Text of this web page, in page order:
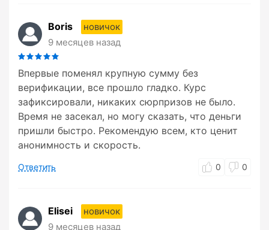
Boris
новичок
9 месяцев назад
Впервые поменял крупную сумму без
верификации, все прошло гладко. Курс
зафиксировали, никаких сюрпризов не было.
Время не засекал, но могу сказать, что деньги
пришли быстро. Рекомендую всем, кто ценит
анонимность и скорость.
Ответить 0 0
Elisei
новичок
9 месяцев назад